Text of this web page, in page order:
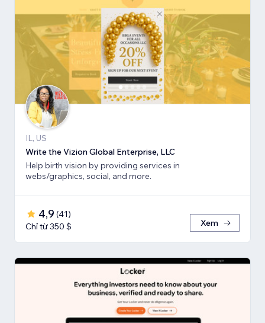
IL, US
Write the Vizion Global Enterprise, LLC
Help birth vision by providing services in
webs/graphics, social, and more.
4,9 (41)
Chỉ từ 350 $
Xem